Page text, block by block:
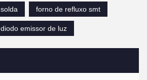
forno de refluxo smt
emissor de luz